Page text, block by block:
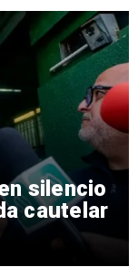
silencio
cautelar